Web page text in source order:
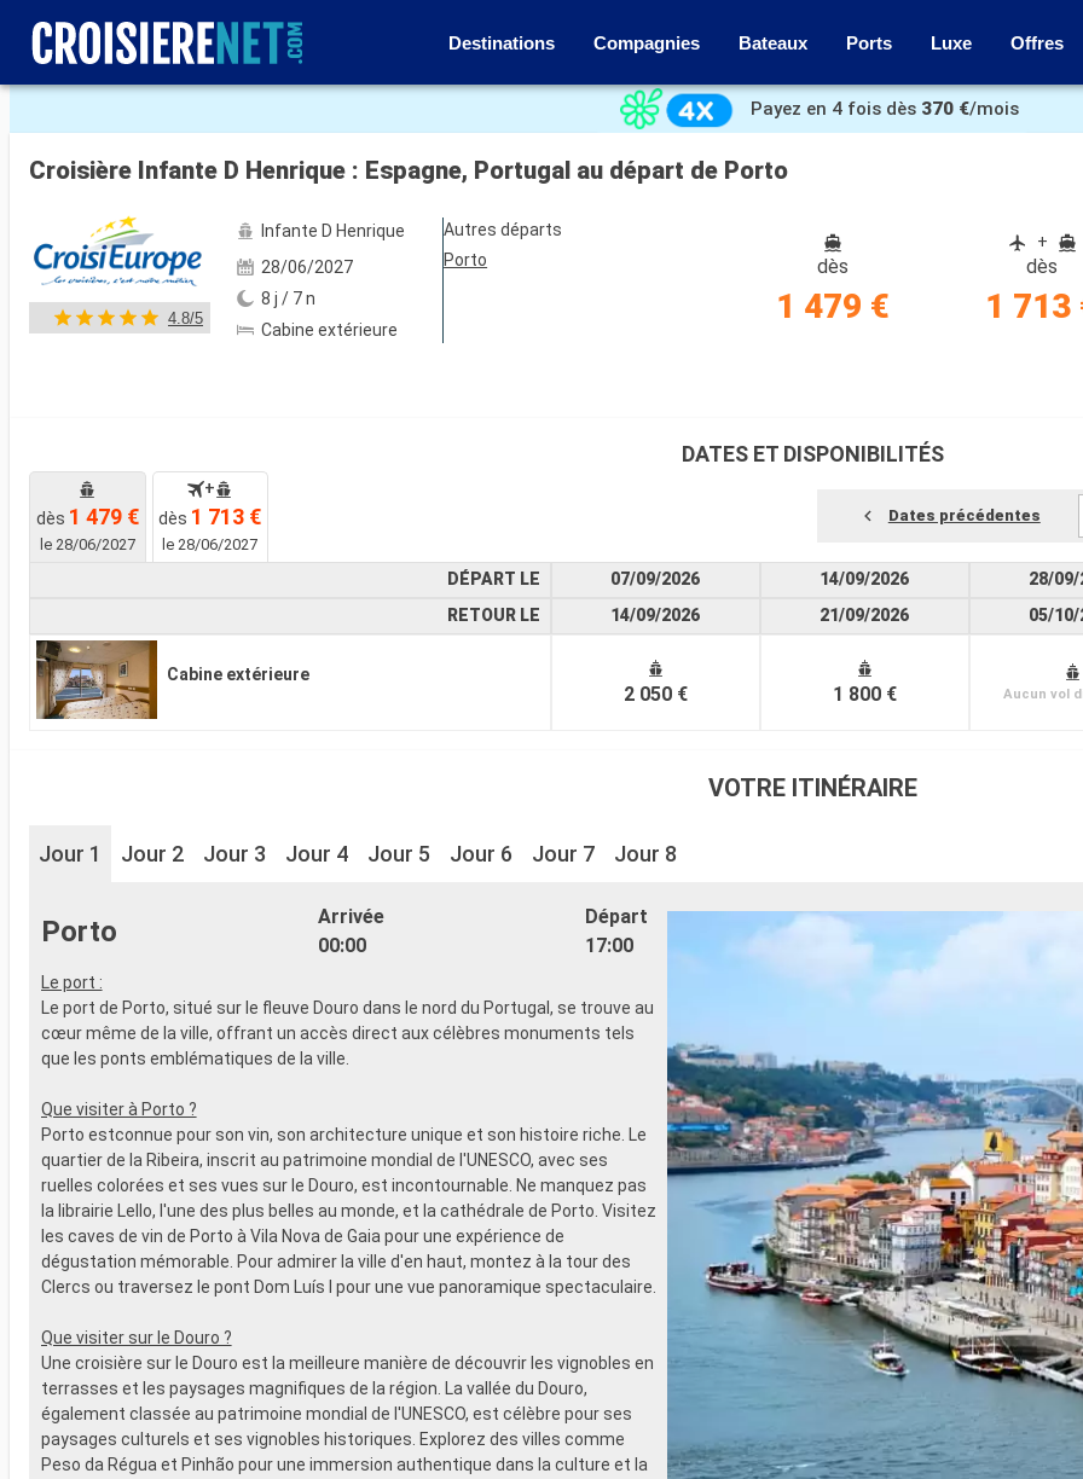
Destinations Compagnies Bateaux Ports Luxe Offres
Voir les 12 autres photos
Payez en 4 fois dès 370 €/mois
Croisière Infante D Henrique : Espagne, Portugal au départ de Porto
4.8/5
Infante D Henrique
28/06/2027
8 j / 7 n
Cabine extérieure
Autres départs
Porto
dès
1 479 €
+
dès
1 713
DATES ET DISPONIBILITÉS
dès 1 479 €
le 28/06/2027
+
dès 1 713 €
le 28/06/2027
Dates précédentes
DÉPART LE
RETOUR LE
Cabine extérieure
07/09/2026
14/09/2026
2 050 €
14/09/2026
21/09/2026
1 800 €
28/09/
05/10/
Aucun vol
VOTRE ITINÉRAIRE
Jour 1 Jour 2 Jour 3 Jour 4 Jour 5 Jour 6 Jour 7 Jour 8
Porto
Arrivée
00:00
Départ
17:00
Le port :
Le port de Porto, situé sur le fleuve Douro dans le nord du Portugal, se trouve au
cœur même de la ville, offrant un accès direct aux célèbres monuments tels
que les ponts emblématiques de la ville.
Que visiter à Porto ?
Porto estconnue pour son vin, son architecture unique et son histoire riche. Le
quartier de la Ribeira, inscrit au patrimoine mondial de l'UNESCO, avec ses
ruelles colorées et ses vues sur le Douro, est incontournable. Ne manquez pas
la librairie Lello, l'une des plus belles au monde, et la cathédrale de Porto. Visitez
les caves de vin de Porto à Vila Nova de Gaia pour une expérience de
dégustation mémorable. Pour admirer la ville d'en haut, montez à la tour des
Clercs ou traversez le pont Dom Luís I pour une vue panoramique spectaculaire.
Que visiter sur le Douro ?
Une croisière sur le Douro est la meilleure manière de découvrir les vignobles en
terrasses et les paysages magnifiques de la région. La vallée du Douro,
également classée au patrimoine mondial de l'UNESCO, est célèbre pour ses
paysages culturels et ses vignobles historiques. Explorez des villes comme
Peso da Régua et Pinhão pour une immersion authentique dans la culture et la